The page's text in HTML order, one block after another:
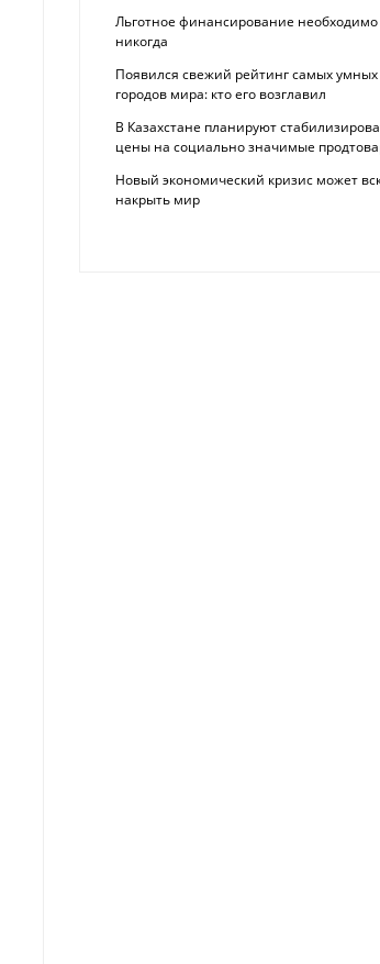
Льготное финансирование необходимо
никогда
Появился свежий рейтинг самых умных
городов мира: кто его возглавил
В Казахстане планируют
цены на социально значимые
Новый экономический кризис может
накрыть мир